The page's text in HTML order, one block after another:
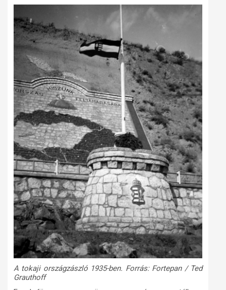
A tokaji országzászló 1935-ben. Forrás: Fortepan / Ted
Grauthoff